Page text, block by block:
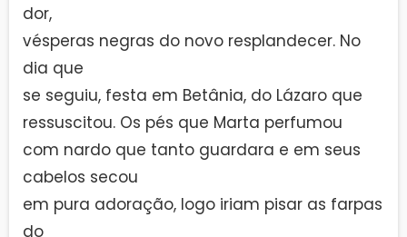
dor,
vésperas negras do novo resplandecer. No
dia que
se seguiu, festa em Betânia, do Lázaro que
ressuscitou. Os pés que Marta perfumou
com nardo que tanto guardara e em seus
cabelos secou
em pura adoração, logo iriam pisar as farpas
do